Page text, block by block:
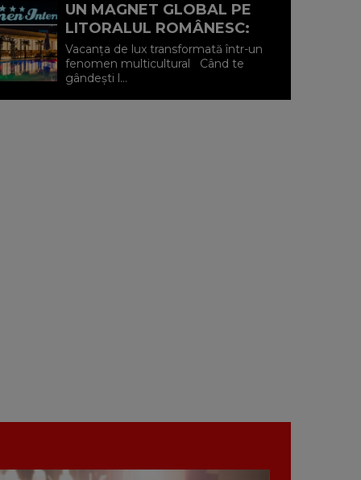
UN MAGNET GLOBAL PE
LITORALUL ROMÂNESC:
HOTEL CARMEN
INTERNATIONAL 5★ DIN
VENUS (P)
Vacanța de lux transformată într-un
fenomen multicultural Când te
gândești l...